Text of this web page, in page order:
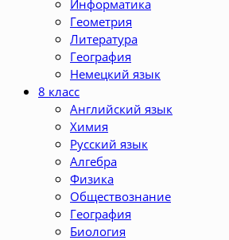
Информатика
Геометрия
Литература
География
Немецкий язык
8 класс
Английский язык
Химия
Русский язык
Алгебра
Физика
Обществознание
География
Биология